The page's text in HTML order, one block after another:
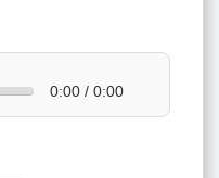
0:00 / 0:00